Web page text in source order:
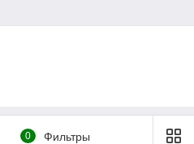
0 Фильтры